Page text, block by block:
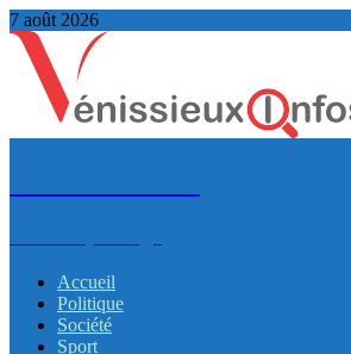
7 août 2026
Accueil
Politique
Société
Sport